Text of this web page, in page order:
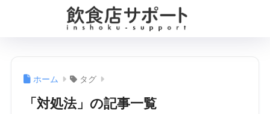
ホーム タグ
「対処法」の記事一覧